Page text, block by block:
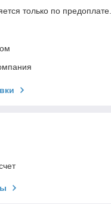
только по предоплате.